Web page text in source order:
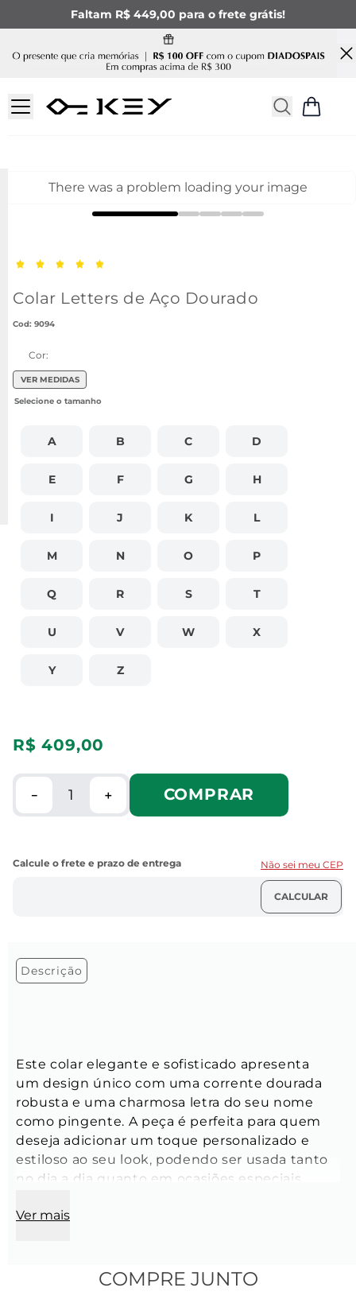
Faltam R$ 449,00 para o frete grátis!
There was a problem loading your image
Colar Letters de Aço Dourado
: 9094
Cor:
VER MEDIDAS
A B C D
E F G H
I J K L
M N O P
Q R S T
U V W X
Y Z
R$ 409,00
＋
－ COMPRAR
Não sei meu CEP
Descrição
Este colar elegante e sofisticado apresenta
um design único com uma corrente dourada
robusta e uma charmosa letra do seu nome
como pingente. A peça é perfeita para quem
deseja adicionar um toque personalizado e
estiloso ao seu look, podendo ser usada tanto
no dia a dia quanto em ocasiões especiais.
Ver mais
COMPRE JUNTO